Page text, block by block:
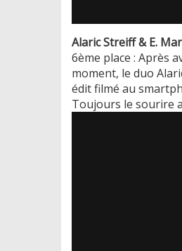
Alaric Streiff & E.
6ème place : Après
moment, le duo
édit filmé au
Toujours le sourire